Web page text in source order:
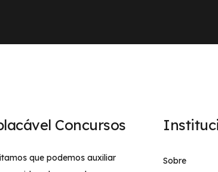
Concursos
que podemos auxiliar
Sobre